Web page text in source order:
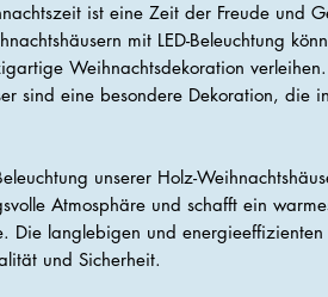
ist eine Zeit der Freude und
mit LED-Beleuchtung
Weihnachtsdekoration
sind eine besondere Dekoration, die
unserer Holz-
Atmosphäre und schafft ein
Die langlebigen und energieeffizienten
und Sicherheit.